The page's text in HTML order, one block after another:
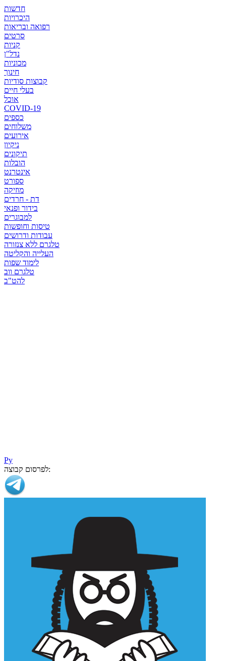
חדשות
היכרויות
רפואה ובריאות
סרטים
קניות
נדל"ן
מכוניות
חינוך
קבוצות סודיות
בעלי חיים
אוכל
COVID-19
כספים
משלוחים
אירועים
ניקיון
תיקונים
הובלות
אינטרנט
ספורט
מוזיקה
דת - חרדים
בידור ופנאי
למבוגרים
טיסות וחופשות
עבודות ודרושים
טלגרם ללא צנזורה
העלייה והקליטה
לימוד שפות
טלגרם ווב
להט"ב
Ру
לפרסום קבוצה: